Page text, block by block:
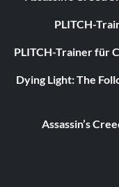
PLITCH-
PLITCH-Trainer für
Dying Light: The
Assassin’s